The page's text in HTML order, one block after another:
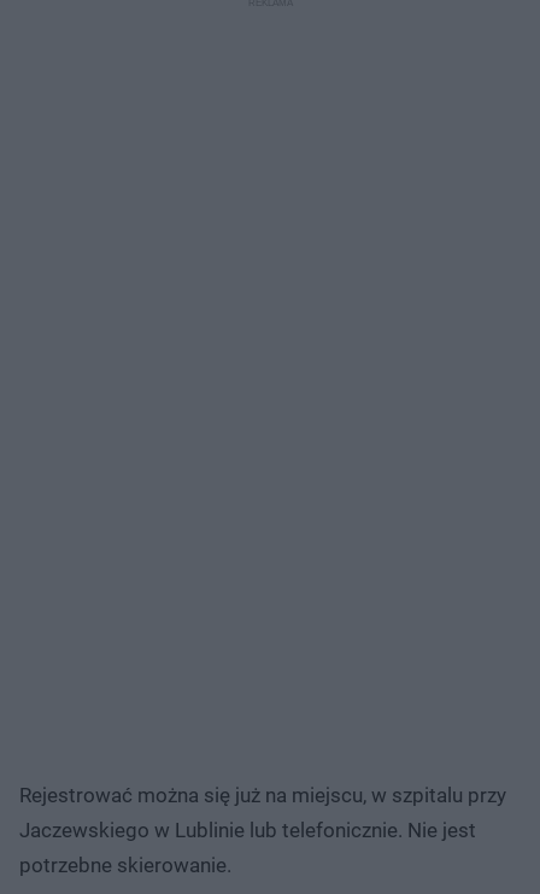
Rejestrować można się już na miejscu, w szpitalu przy
Jaczewskiego w Lublinie lub telefonicznie. Nie jest
potrzebne skierowanie.